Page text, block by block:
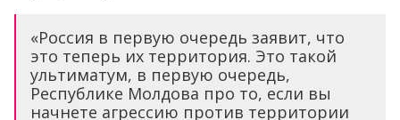
«Россия в первую очередь заявит, что
это теперь их территория. Это такой
ультиматум, в первую очередь,
Республике Молдова про то, если вы
начнете агрессию против территории